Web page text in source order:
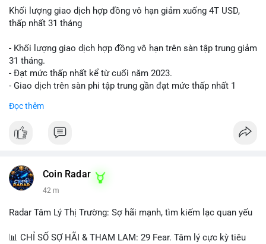
Khối lượng giao dịch hợp đồng vô hạn giảm xuống 4T USD,
thấp nhất 31 tháng
- Khối lượng giao dịch hợp đồng vô hạn trên sàn tập trung giảm
31 tháng.
- Đạt mức thấp nhất kể từ cuối năm 2023.
- Giao dịch trên sàn phi tập trung gần đạt mức thấp nhất 1
#vlikevn #titanbot
Đọc thêm
Coin Radar
42 m
Radar Tâm Lý Thị Trường: Sợ hãi mạnh, tìm kiếm lạc quan yếu
📊 CHỈ SỐ SỢ HÃI & THAM LAM: 29 Fear. Tâm lý cực kỳ tiêu